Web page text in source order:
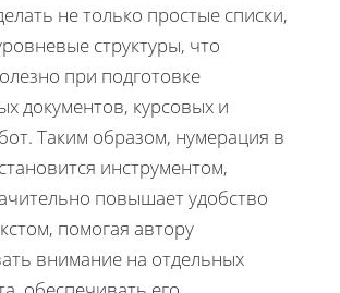
не только простые списки,
структуры, что
при подготовке
документов, курсовых и
Таким образом, нумерация в
инструментом,
повышает удобство
помогая автору
внимание на отдельных